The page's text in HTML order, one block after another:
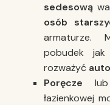
sedesową
osób
armaturze.
pobudek
rozważyć
Poręcze
łazienkowej